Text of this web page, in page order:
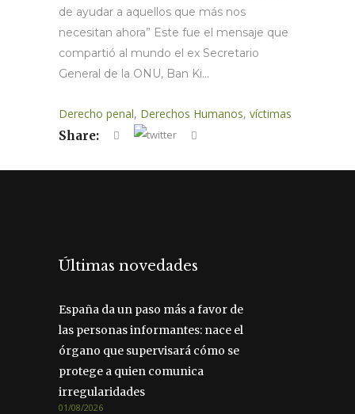
de ayudar a aquellos que más nos
necesitan ahora” Este fue el mensaje que
compartió al mundo el ex Secretario
General de la ONU, Ban Ki...
Derecho penal, Derechos Humanos, víctimas
Share:
Últimas novedades
España da un paso más a favor de
las personas informantes: nace el
órgano que supervisará cómo se
protege a quien comunica
irregularidades
01/08/2026